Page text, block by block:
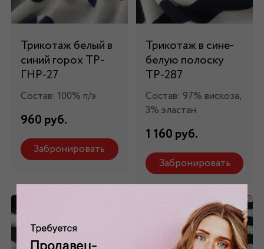
Трикотаж белый в
синий горох ТР-
ГНР-27
Состав: 100% п/э
960 руб.
Забронировать
Трикотаж в сине-
белую полоску
ТР-287
Состав: 97% вискоза,
3% эластан
1 160 руб.
Забронировать